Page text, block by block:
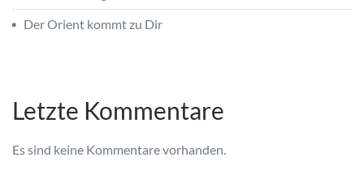
Der Orient kommt zu Dir
Letzte Kommentare
Es sind keine Kommentare vorhanden.